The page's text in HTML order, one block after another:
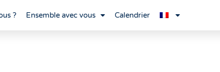
? Ensemble avec vous Calendrier